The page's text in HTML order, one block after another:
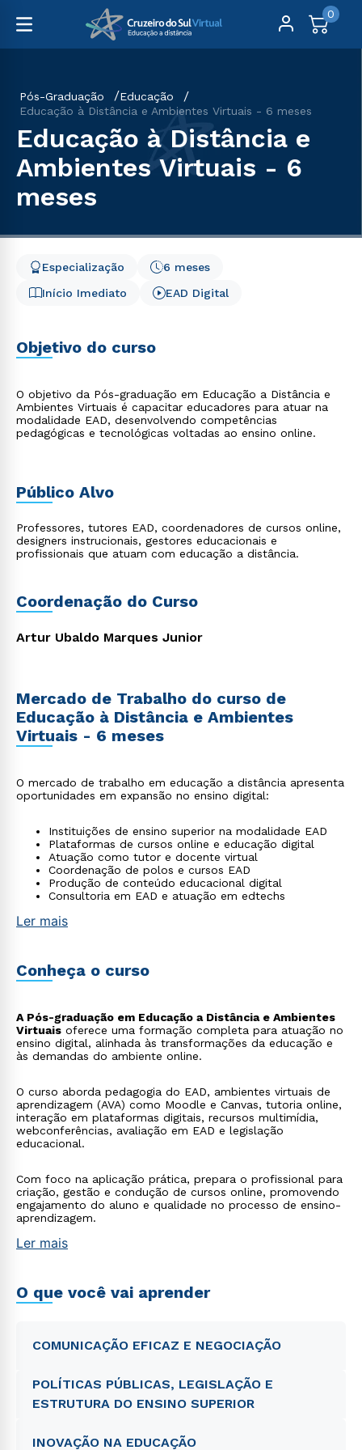
0
Pós-Graduação
Educação
Educação à Distância e Ambientes Virtuais - 6 meses
Educação à Distância e
Ambientes Virtuais - 6
meses
Início Imediato
6 meses
Especialização
EAD Digital
Objetivo do curso
O objetivo da Pós-graduação em Educação a Distância e
Ambientes Virtuais é capacitar educadores para atuar na
modalidade EAD, desenvolvendo competências
pedagógicas e tecnológicas voltadas ao ensino online.
Público Alvo
Professores, tutores EAD, coordenadores de cursos online,
designers instrucionais, gestores educacionais e
profissionais que atuam com educação a distância.
Coordenação do Curso
Artur Ubaldo Marques Junior
Mercado de Trabalho do curso de
Educação à Distância e Ambientes
Virtuais - 6 meses
O mercado de trabalho em educação a distância apresenta
oportunidades em expansão no ensino digital:
Instituições de ensino superior na modalidade EAD
Plataformas de cursos online e educação digital
Atuação como tutor e docente virtual
Coordenação de polos e cursos EAD
Produção de conteúdo educacional digital
Consultoria em EAD e atuação em edtechs
Ler mais
Conheça o curso
A Pós-graduação em Educação a Distância e Ambientes
Virtuais oferece uma formação completa para atuação no
ensino digital, alinhada às transformações da educação e
às demandas do ambiente online.
O curso aborda pedagogia do EAD, ambientes virtuais de
aprendizagem (AVA) como Moodle e Canvas, tutoria online,
interação em plataformas digitais, recursos multimídia,
webconferências, avaliação em EAD e legislação
educacional.
Com foco na aplicação prática, prepara o profissional para
criação, gestão e condução de cursos online, promovendo
engajamento do aluno e qualidade no processo de ensino-
aprendizagem.
Ler mais
O que você vai aprender
COMUNICAÇÃO EFICAZ E NEGOCIAÇÃO
POLÍTICAS PÚBLICAS, LEGISLAÇÃO E
ESTRUTURA DO ENSINO SUPERIOR
INOVAÇÃO NA EDUCAÇÃO